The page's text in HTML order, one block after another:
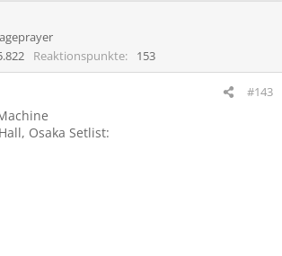
Reaktionspunkte 153
#143
Osaka Setlist: